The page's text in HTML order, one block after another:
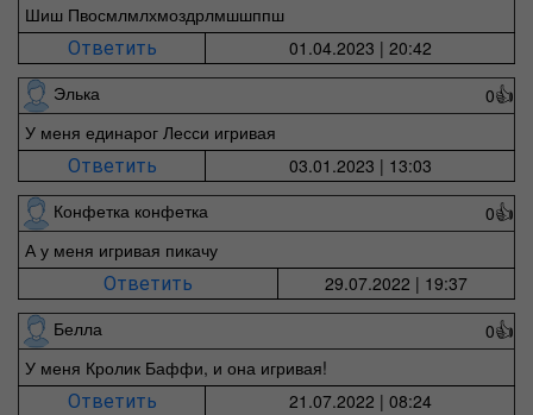
Шиш Пвосмлмлхмоздрлмшшппш
Ответить
01.04.2023 | 20:42
Элька
0👍
У меня единарог Лесси игривая
Ответить
03.01.2023 | 13:03
Конфетка конфетка
0👍
А у меня игривая пикачу
Ответить
29.07.2022 | 19:37
Белла
0👍
У меня Кролик Баффи, и она игривая!
Ответить
21.07.2022 | 08:24